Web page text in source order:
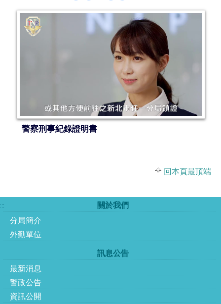
警察刑事紀錄證明書
回本頁最頂端
:::
關於我們
分局簡介
外勤單位
訊息公告
最新消息
警政公告
資訊公開